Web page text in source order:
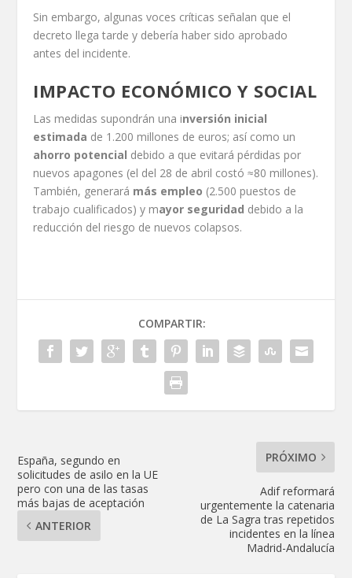
Sin embargo, algunas voces críticas señalan que el
decreto llega tarde y debería haber sido aprobado
antes del incidente.
IMPACTO ECONÓMICO Y SOCIAL
Las medidas supondrán una inversión inicial
estimada de 1.200 millones de euros; así como un
ahorro potencial debido a que evitará pérdidas por
nuevos apagones (el del 28 de abril costó ≈80 millones).
También, generará más empleo (2.500 puestos de
trabajo cualificados) y mayor seguridad debido a la
reducción del riesgo de nuevos colapsos.
COMPARTIR:
España, segundo en
solicitudes de asilo en la UE
pero con una de las tasas
más bajas de aceptación
ANTERIOR
PRÓXIMO
Adif reformará
urgentemente la catenaria
de La Sagra tras repetidos
incidentes en la línea
Madrid-Andalucía